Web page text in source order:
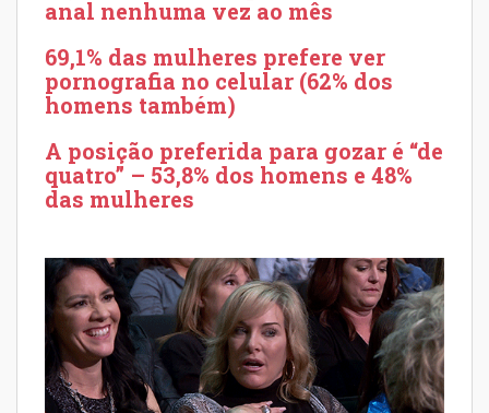
anal nenhuma vez ao mês
69,1% das mulheres prefere ver
pornografia no celular (62% dos
homens também)
A posição preferida para gozar é “de
quatro” – 53,8% dos homens e 48%
das mulheres